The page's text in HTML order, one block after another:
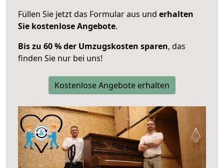
Füllen Sie jetzt das Formular aus und erhalten
Sie kostenlose Angebote.
Bis zu 60 % der Umzugskosten sparen, das
finden Sie nur bei uns!
Kostenlose Angebote erhalten